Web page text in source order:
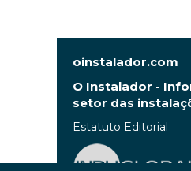
oinstalador.com
O Instalador -
setor das
Estatuto Editorial